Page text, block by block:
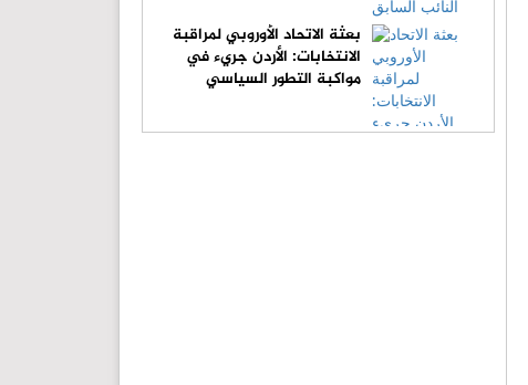
بعثة الاتحاد الأوروبي لمراقبة
الانتخابات: الأردن جريء في
مواكبة التطور السياسي